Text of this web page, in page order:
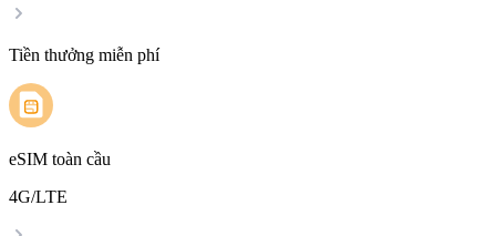
Tiền thưởng miễn phí
eSIM toàn cầu
4G/LTE